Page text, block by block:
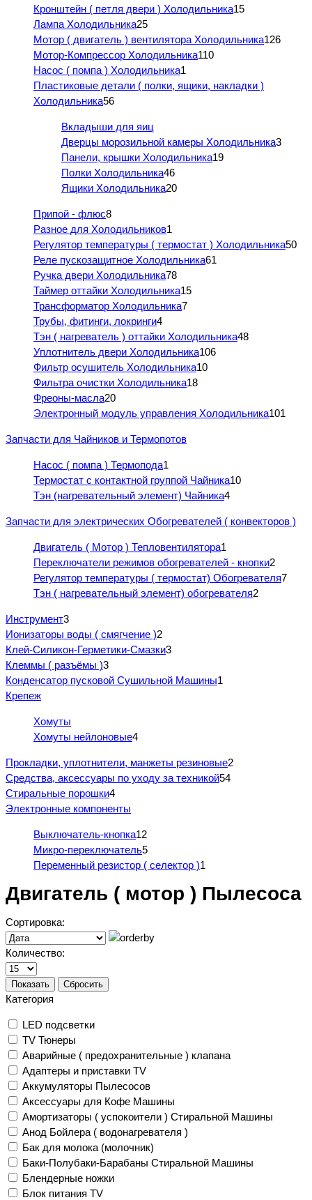
Кронштейн ( петля двери ) Холодильника15
Лампа Холодильника25
Мотор ( двигатель ) вентилятора Холодильника126
Мотор-Компрессор Холодильника110
Насос ( помпа ) Холодильника1
Пластиковые детали ( полки, ящики, накладки )
Холодильника56
Вкладыши для яиц
Дверцы морозильной камеры Холодильника3
Панели, крышки Холодильника19
Полки Холодильника46
Ящики Холодильника20
Припой - флюс8
Разное для Холодильников1
Регулятор температуры ( термостат ) Холодильника50
Реле пускозащитное Холодильника61
Ручка двери Холодильника78
Таймер оттайки Холодильника15
Трансформатор Холодильника7
Трубы, фитинги, локринги4
Тэн ( нагреватель ) оттайки Холодильника48
Уплотнитель двери Холодильника106
Фильтр осушитель Холодильника10
Фильтра очистки Холодильника18
Фреоны-масла20
Электронный модуль управления Холодильника101
Запчасти для Чайников и Термопотов
Насос ( помпа ) Термопода1
Термостат с контактной группой Чайника10
Тэн (нагревательный элемент) Чайника4
Запчасти для электрических Обогревателей ( конвекторов )
Двигатель ( Мотор ) Тепловентилятора1
Переключатели режимов обогревателей - кнопки2
Регулятор температуры ( термостат) Обогревателя7
Тэн ( нагревательный элемент) обогревателя2
Инструмент3
Ионизаторы воды ( смягчение )2
Клей-Силикон-Герметики-Смазки3
Клеммы ( разъёмы )3
Конденсатор пусковой Сушильной Машины1
Крепеж
Хомуты
Хомуты нейлоновые4
Прокладки, уплотнители, манжеты резиновые2
Средства, аксессуары по уходу за техникой54
Стиральные порошки4
Электронные компоненты
Выключатель-кнопка12
Микро-переключатель5
Переменный резистор ( селектор )1
Двигатель ( мотор ) Пылесоса
Сортировка:
Количество:
Показать Сбросить
Категория
LED подсветки
TV Тюнеры
Аварийные ( предохранительные ) клапана
Адаптеры и приставки TV
Аккумуляторы Пылесосов
Аксессуары для Кофе Машины
Амортизаторы ( успокоители ) Стиральной Машины
Анод Бойлера ( водонагревателя )
Бак для молока (молочник)
Баки-Полубаки-Барабаны Стиральной Машины
Блендерные ножки
Блок питания TV